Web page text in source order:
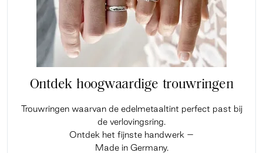
Ontdek hoogwaardige trouwringen
Trouwringen waarvan de edelmetaaltint perfect past bij
de verlovingsring.
Ontdek het fijnste handwerk –
Made in Germany.